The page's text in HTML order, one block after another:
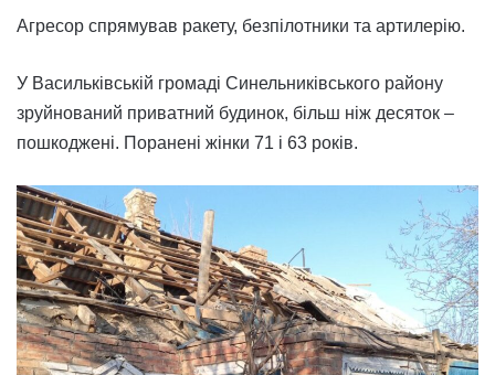
Агресор спрямував ракету, безпілотники та артилерію.
У Васильківській громаді Синельниківського району
зруйнований приватний будинок, більш ніж десяток –
пошкоджені. Поранені жінки 71 і 63 років.